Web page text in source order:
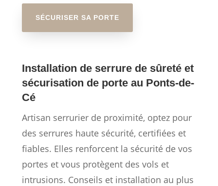
SÉCURISER SA PORTE
Installation de serrure de sûreté et
sécurisation de porte au Ponts-de-
Cé
Artisan serrurier de proximité, optez pour
des serrures haute sécurité, certifiées et
fiables. Elles renforcent la sécurité de vos
portes et vous protègent des vols et
intrusions. Conseils et installation au plus